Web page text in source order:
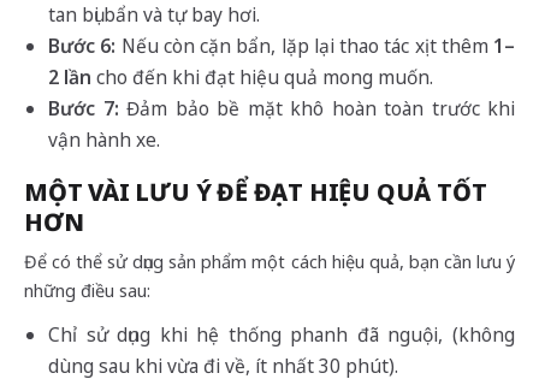
tan bụi bẩn và tự bay hơi.
Bước 6: Nếu còn cặn bẩn, lặp lại thao tác xịt thêm 1–
2 lần cho đến khi đạt hiệu quả mong muốn.
Bước 7: Đảm bảo bề mặt khô hoàn toàn trước khi
vận hành xe.
MỘT VÀI LƯU Ý ĐỂ ĐẠT HIỆU QUẢ TỐT
HƠN
Để có thể sử dụng sản phẩm một cách hiệu quả, bạn cần lưu ý
những điều sau:
Chỉ sử dụng khi hệ thống phanh đã nguội, (không
dùng sau khi vừa đi về, ít nhất 30 phút).